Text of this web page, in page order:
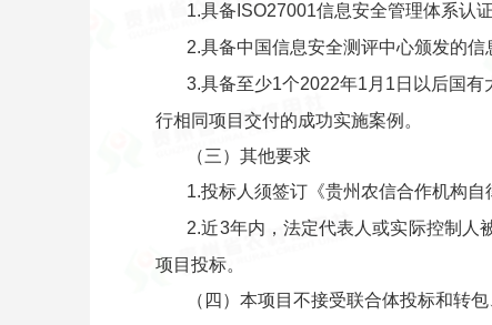
1.具备ISO27001信息安全管理体系认证
2.具备中国信息安全测评中心颁发的
3.具备至少1个2022年1月1日以后国
行相同项目交付的成功实施案例。
（三）其他要求
1.投标人须签订《贵州农信合作机构自
2.近3年内，法定代表人或实际控制人
项目投标。
（四）本项目不接受联合体投标和转包